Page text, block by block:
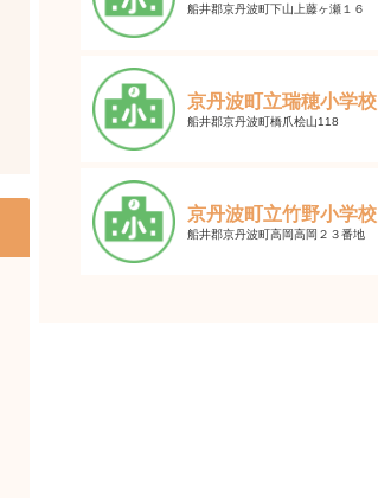
船井郡京丹波町下山上藤ヶ瀬１６
京丹波町立瑞穂小学校
船井郡京丹波町橋爪桧山118
京丹波町立竹野小学校
船井郡京丹波町高岡高岡２３番地